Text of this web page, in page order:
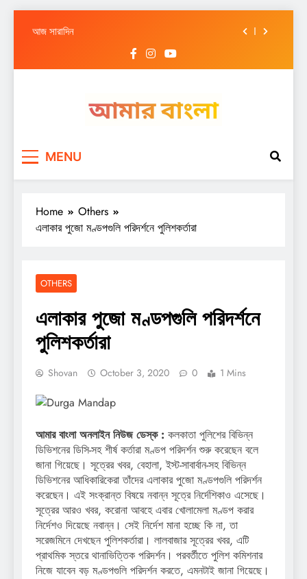
আজ সারাদিন
আজ সারাদিন
MENU
Home
Others
এলাকার পুজো মণ্ডপগুলি পরিদর্শনে পুলিশকর্তারা
OTHERS
এলাকার পুজো মণ্ডপগুলি পরিদর্শনে
পুলিশকর্তারা
Shovan October 3, 2020 0 1 Mins
আমার বাংলা অনলাইন নিউজ ডেস্ক : কলকাতা পুলিশের বিভিন্ন
ডিভিশনের ডিসি-সহ শীর্ষ কর্তারা মণ্ডপ পরিদর্শন শুরু করেছেন বলে
জানা গিয়েছে। সূত্রের খবর, বেহালা, ইস্ট-সাবার্বান-সহ বিভিন্ন
ডিভিশনের আধিকারিকেরা তাঁদের এলাকার পুজো মণ্ডপগুলি পরিদর্শন
করেছেন। এই সংক্রান্ত বিষয়ে নবান্ন সূত্রে নির্দেশিকাও এসেছে।
সূত্রের আরও খবর, করোনা আবহে এবার খোলামেলা মণ্ডপ করার
নির্দেশও দিয়েছে নবান্ন। সেই নির্দেশ মানা হচ্ছে কি না, তা
সরেজমিনে দেখছেন পুলিশকর্তারা। লালবাজার সূত্রের খবর, এটি
প্রাথমিক স্তরে থানাভিত্তিক পরিদর্শন। পরবর্তীতে পুলিশ কমিশনার
নিজে যাবেন বড় মণ্ডপগুলি পরিদর্শন করতে, এমনটাই জানা গিয়েছে।